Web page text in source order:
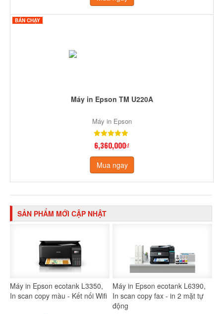
BÁN CHẠY
Máy in Epson TM U220A
Máy in Epson
6,360,000₫
Mua ngay
SẢN PHẨM MỚI CẬP NHẬT
Máy in Epson ecotank L3350,
In scan copy màu - Kết nối Wifi
Máy in Epson ecotank L6390,
In scan copy fax - in 2 mặt tự
động